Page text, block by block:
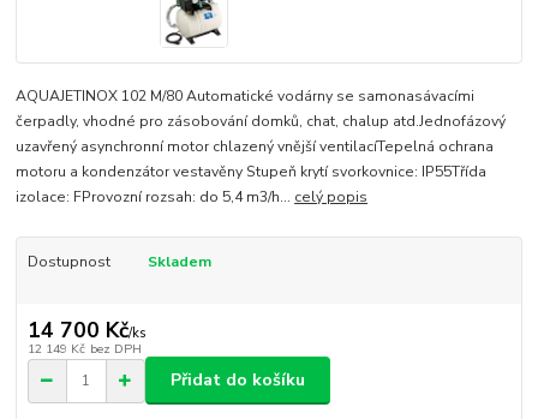
AQUAJETINOX 102 M/80 Automatické vodárny se samonasávacími
čerpadly, vhodné pro zásobování domků, chat, chalup atd.Jednofázový
uzavřený asynchronní motor chlazený vnější ventilacíTepelná ochrana
motoru a kondenzátor vestavěny Stupeň krytí svorkovnice: IP55Třída
izolace: FProvozní rozsah: do 5,4 m3/h... celý popis
Dostupnost Skladem
14 700 Kč/ks
12 149 Kč bez DPH
Přidat do košíku